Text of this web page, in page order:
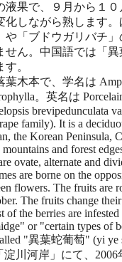
液果で、９月から１
化しながら熟します
や「ブドウガリバチ
せん。中国語では「
。
木本で、学名は
。英名は
brevipedunculata
family). It is a
the Korean Peninsula,
and forest
ovate, alternate and
are borne on the
flowers. The fruits are
The fruits change
of the berries are
or "certain types of
"異葉蛇葡萄" (yi ye
川河岸」にて、2006